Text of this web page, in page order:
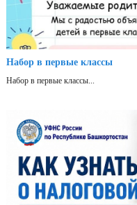
Набор в первые классы
Набор в первые классы...